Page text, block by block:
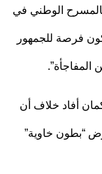
الوطني في
فرصة للجمهور
خلاف أن
من العام 2009 عرض “بطون خاوية”